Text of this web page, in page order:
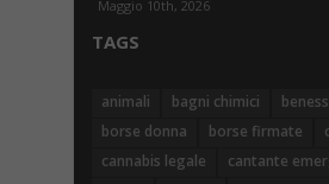
Maggio 10th, 2026
TAGS
animali bagni chimici
borse donna
borse firmate
cannabis legale
cantante